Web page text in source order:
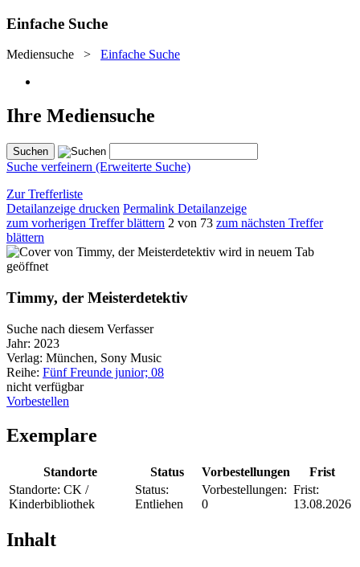
Einfache Suche
Mediensuche > Einfache Suche
Ihre Mediensuche
Suche verfeinern (Erweiterte Suche)
Zur Trefferliste
Detailanzeige drucken Permalink Detailanzeige
zum vorherigen Treffer blättern 2 von 73 zum nächsten Treffer
blättern
wird in neuem Tab
geöffnet
Timmy, der Meisterdetektiv
Suche nach diesem Verfasser
Jahr: 2023
Verlag: München, Sony Music
Reihe: Fünf Freunde junior; 08
nicht verfügbar
Vorbestellen
Exemplare
Standorte Status Vorbestellungen
Frist
Standorte: CK /
Kinderbibliothek
Status:
Entliehen
Vorbestellungen:
0
Frist:
13.08.2026
Inhalt